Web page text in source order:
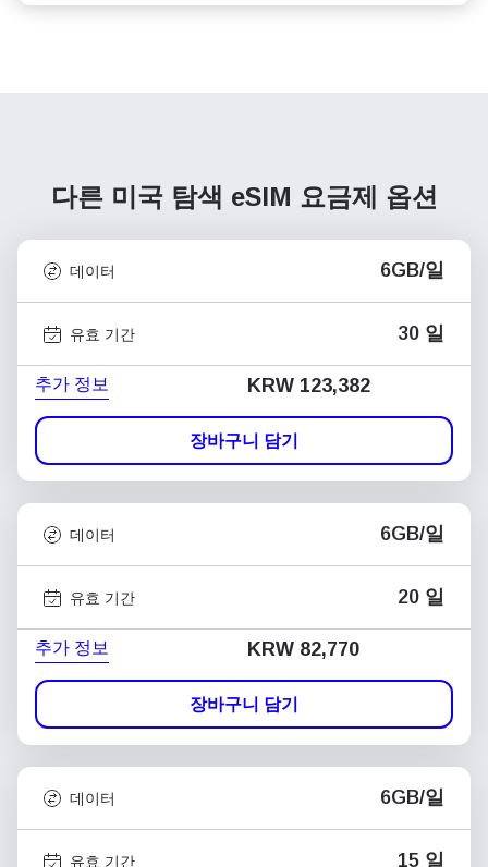
다른 미국 탐색 eSIM 요금제 옵션
데이터 6GB/일
유효 기간 30 일
추가 정보 KRW 123,382
장바구니 담기
데이터 6GB/일
유효 기간 20 일
추가 정보 KRW 82,770
장바구니 담기
데이터 6GB/일
유효 기간 15 일